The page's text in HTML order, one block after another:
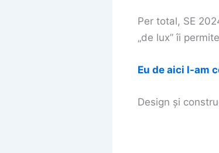
Per total, SE
„de lux” îi
Eu de aici l-am
Design și